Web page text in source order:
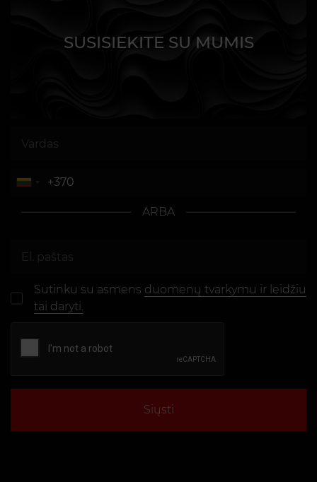
SUSISIEKITE SU MUMIS
ARBA
Sutinku su asmens duomenų tvarkymu ir leidžiu
tai daryti.
Siųsti